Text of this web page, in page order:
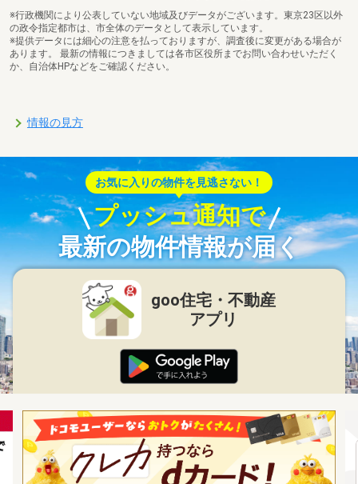
※行政機関により公表していない地域及びデータがございます。東京23区以外
の政令指定都市は、市全体のデータとして表示しています。
※提供データには細心の注意を払っておりますが、調査後に変更がある場合が
あります。 最新の情報につきましては各市区役所までお問い合わせいただく
か、自治体HPなどをご確認ください。
情報の見方
お気に入りの物件を見逃さない！
プッシュ通知で
最新の物件情報が届く
goo住宅・不動産
アプリ